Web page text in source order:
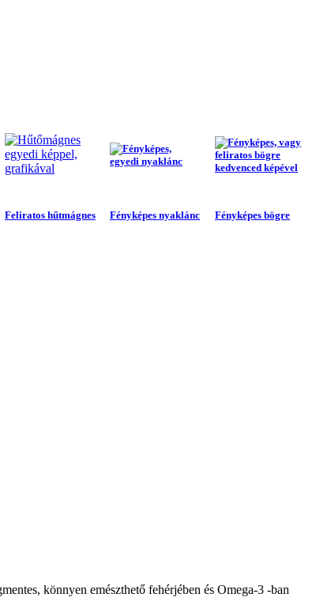
Feliratos hűtmágnes Fényképes nyaklánc Fényképes bögre
könnyen emészthető fehérjében és Omega-3 -ban